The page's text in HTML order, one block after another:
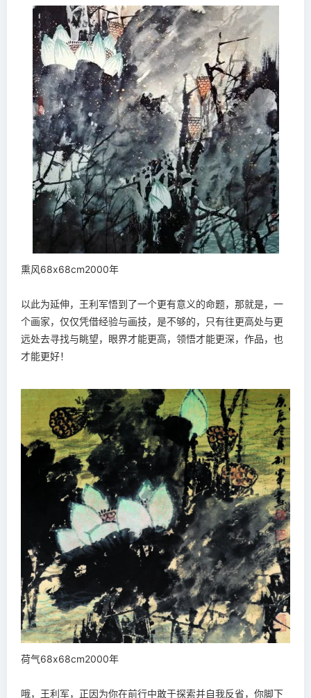
熏风68x68cm2000年
以此为延伸，王利军悟到了一个更有意义的命题，那就是，一
个画家，仅仅凭借经验与画技，是不够的，只有往更高处与更
远处去寻找与眺望，眼界才能更高，领悟才能更深，作品，也
才能更好！
荷气68x68cm2000年
哦，王利军，正因为你在前行中敢于探索并自我反省，你脚下